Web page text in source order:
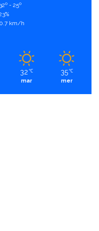
32º - 25º
0.7 km/h
32 ℃
mar
35 ℃
mer